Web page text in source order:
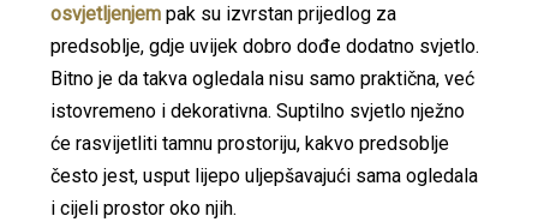
osvjetljenjem pak su izvrstan prijedlog za
predsoblje, gdje uvijek dobro dođe dodatno svjetlo.
Bitno je da takva ogledala nisu samo praktična, već
istovremeno i dekorativna. Suptilno svjetlo nježno
će rasvijetliti tamnu prostoriju, kakvo predsoblje
često jest, usput lijepo uljepšavajući sama ogledala
i cijeli prostor oko njih.